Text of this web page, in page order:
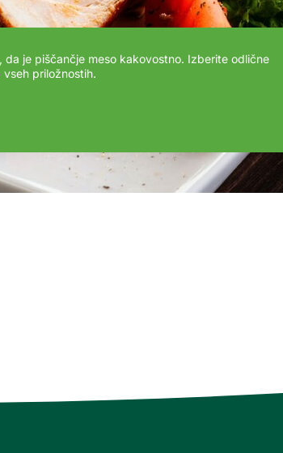
da je piščančje meso kakovostno. Izberite odlične
priložnostih.